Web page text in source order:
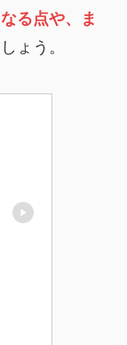
る点や、ま
ょう。